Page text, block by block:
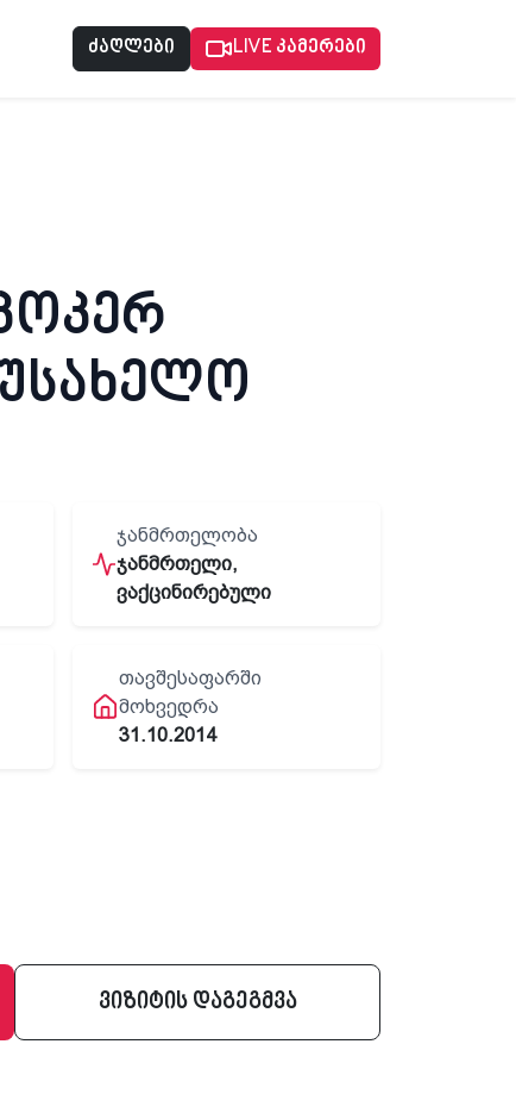
ძაღლები LIVE კამერები
ᲯᲐᲜᲛᲠᲗᲔᲚᲝᲑᲐ
ჯანმრთელი,
ვაქცინირებული
ᲗᲐᲕᲨᲔᲡᲐᲤᲐᲠᲨᲘ
ᲛᲝᲮᲕᲔᲓᲠᲐ
31.10.2014
ვიზიტის დაგეგმვა